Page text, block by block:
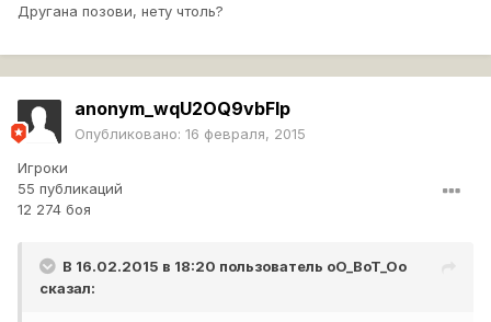
Другана позови, нету чтоль?
anonym_wqU2OQ9vbFlp
Опубликовано: 16 февраля, 2015
Игроки
55 публикаций
12 274 боя
В 16.02.2015 в 18:20 пользователь oO_BoT_Oo
сказал: